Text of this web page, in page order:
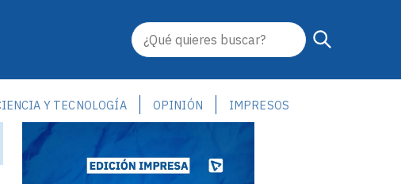
Y TECNOLOGÍA OPINIÓN IMPRESOS